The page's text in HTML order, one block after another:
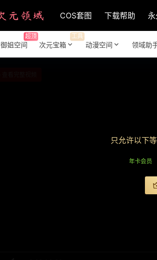
COS套图 下载帮助
御姐空间
超顶
次元宝箱
工具
动漫空间 领域助
只允许以下
年卡会员